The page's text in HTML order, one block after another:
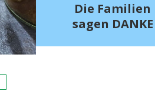
Die Familien
sagen DANKE